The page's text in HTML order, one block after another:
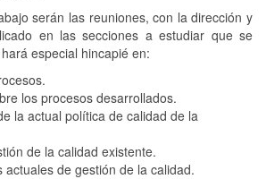
serán las reuniones, con la dirección y
en las secciones a estudiar que se
especial hincapié en:
los procesos desarrollados.
la actual política de calidad de la
de la calidad existente.
actuales de gestión de la calidad.